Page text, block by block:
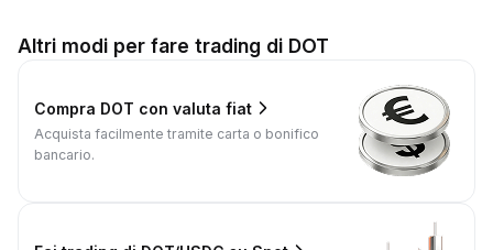
Altri modi per fare trading di DOT
Compra DOT con valuta fiat
Acquista facilmente tramite carta o bonifico
bancario.